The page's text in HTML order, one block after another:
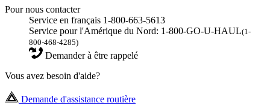
Pour nous contacter
Service en français 1-800-663-5613
Service pour l'Amérique du Nord: 1-800-GO-U-HAUL(1-
800-468-4285)
Demander à être rappelé
Vous avez besoin d'aide?
Demande d'assistance routière